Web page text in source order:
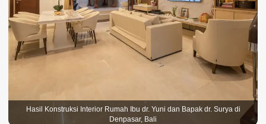
Hasil Konstruksi Interior Rumah Ibu dr. Yuni dan Bapak dr. Surya di
Denpasar, Bali